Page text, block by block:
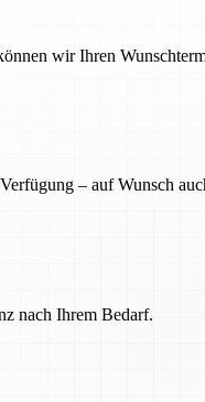
wir Ihren
– auf Wunsch
nach Ihrem Bedarf.